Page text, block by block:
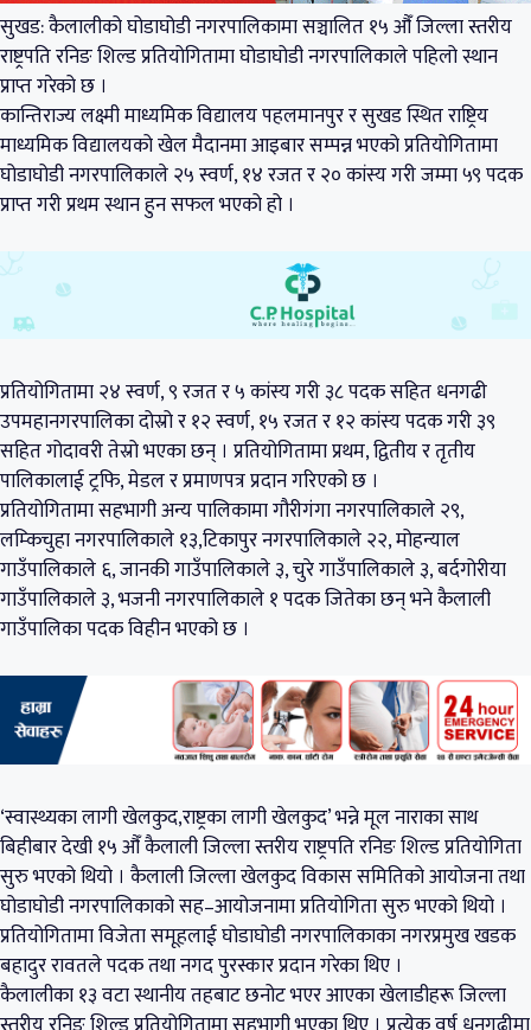
सुखड: कैलालीको घोडाघोडी नगरपालिकामा सञ्चालित १५ औँ जिल्ला स्तरीय
राष्ट्रपति रनिङ शिल्ड प्रतियोगितामा घोडाघोडी नगरपालिकाले पहिलो स्थान
प्राप्त गरेको छ ।
कान्तिराज्य लक्ष्मी माध्यमिक विद्यालय पहलमानपुर र सुखड स्थित राष्ट्रिय
माध्यमिक विद्यालयको खेल मैदानमा आइबार सम्पन्न भएको प्रतियोगितामा
घोडाघोडी नगरपालिकाले २५ स्वर्ण, १४ रजत र २० कांस्य गरी जम्मा ५९ पदक
प्राप्त गरी प्रथम स्थान हुन सफल भएको हो ।
प्रतियोगितामा २४ स्वर्ण, ९ रजत र ५ कांस्य गरी ३८ पदक सहित धनगढी
उपमहानगरपालिका दोस्रो र १२ स्वर्ण, १५ रजत र १२ कांस्य पदक गरी ३९
सहित गोदावरी तेस्रो भएका छन् । प्रतियोगितामा प्रथम, द्वितीय र तृतीय
पालिकालाई ट्रफि, मेडल र प्रमाणपत्र प्रदान गरिएको छ ।
प्रतियोगितामा सहभागी अन्य पालिकामा गौरीगंगा नगरपालिकाले २९,
लम्किचुहा नगरपालिकाले १३,टिकापुर नगरपालिकाले २२, मोहन्याल
गाउँपालिकाले ६, जानकी गाउँपालिकाले ३, चुरे गाउँपालिकाले ३, बर्दगोरीया
गाउँपालिकाले ३, भजनी नगरपालिकाले १ पदक जितेका छन् भने कैलाली
गाउँपालिका पदक विहीन भएको छ ।
‘स्वास्थ्यका लागी खेलकुद,राष्ट्रका लागी खेलकुद’ भन्ने मूल नाराका साथ
बिहीबार देखी १५ औँ कैलाली जिल्ला स्तरीय राष्ट्रपति रनिङ शिल्ड प्रतियोगिता
सुरु भएको थियो । कैलाली जिल्ला खेलकुद विकास समितिको आयोजना तथा
घोडाघोडी नगरपालिकाको सह–आयोजनामा प्रतियोगिता सुरु भएको थियो ।
प्रतियोगितामा विजेता समूहलाई घोडाघोडी नगरपालिकाका नगरप्रमुख खडक
बहादुर रावतले पदक तथा नगद पुरस्कार प्रदान गरेका थिए ।
कैलालीका १३ वटा स्थानीय तहबाट छनोट भएर आएका खेलाडीहरू जिल्ला